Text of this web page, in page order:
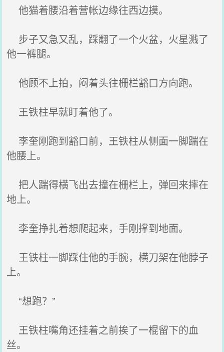
他猫着腰沿着营帐边缘往西边摸。
步子又急又乱，踩翻了一个火盆，火星溅了
他一裤腿。
他顾不上拍，闷着头往栅栏豁口方向跑。
王铁柱早就盯着他了。
李奎刚跑到豁口前，王铁柱从侧面一脚踹在
他腰上。
把人踹得横飞出去撞在栅栏上，弹回来摔在
地上。
李奎挣扎着想爬起来，手刚撑到地面。
王铁柱一脚踩住他的手腕，横刀架在他脖子
上。
“想跑？”
王铁柱嘴角还挂着之前挨了一棍留下的血
丝。